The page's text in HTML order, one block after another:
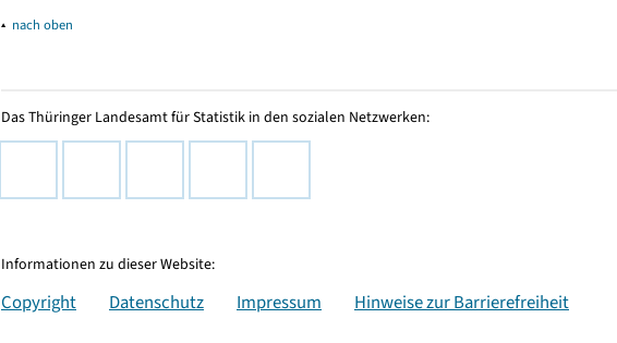
▴ nach oben
Das Thüringer Landesamt für Statistik in den sozialen Netzwerken:
Informationen zu dieser Website:
Copyright Datenschutz Impressum Hinweise zur Barrierefreiheit